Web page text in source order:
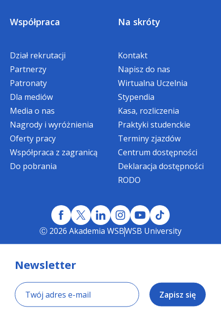
Bonifikata specjalna w wysokości dwóch
dlaAbsolwentów Akademii WSB
rozpoczynających studia niestacjonarne
I stopnia
jednolite magisterskie
(bonifikata rozliczana w ramach IV i V raty
czesnego w semestrze I)
Bonifikata terminowa:
- dla osób, które zarejestrują się
on-line i złożą komplet dokumentów
STUDIA MAGISTERSKIE
semestru I - dla kandydatów
rozpoczynających
studia magisterskie II stopnia
Agata Żuraw, Specjalista ds. studenckich i
rekrutacji
telefon:+48 668 847 628
e-mail:agata.zuraw@wsb.edu.pl
Współpraca
Dział rekrutacji
Partnerzy
Patronaty
Dla mediów
Media o nas
Nagrody i wyróżnienia
Oferty pracy
Współpraca z zagranicą
Do pobrania
Na skróty
Kontakt
Napisz do nas
Wirtualna Uczelnia
Stypendia
Kasa, rozliczenia
Praktyki studenckie
Terminy zjazdów
Centrum dostępności
Deklaracja dostępności
RODO
Ⓒ 2026 Akademia WSBWSB University
Newsletter
Zapisz się